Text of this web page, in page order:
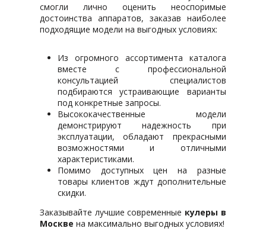
смогли лично оценить неоспоримые
достоинства аппаратов, заказав наиболее
подходящие модели на выгодных условиях:
Из огромного ассортимента каталога
вместе с профессиональной
консультацией специалистов
подбираются устраивающие варианты
под конкретные запросы.
Высококачественные модели
демонстрируют надежность при
эксплуатации, обладают прекрасными
возможностями и отличными
характеристиками.
Помимо доступных цен на разные
товары клиентов ждут дополнительные
скидки.
Заказывайте лучшие современные кулеры в
Москве на максимально выгодных условиях!